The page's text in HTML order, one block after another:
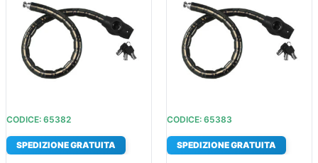
CODICE: 65382
SPEDIZIONE GRATUITA
ERA:
€33,06.
È:
€25,27.
CODICE: 65383
SPEDIZIONE GRATUITA
ERA:
€34,77.
È:
€26,45.